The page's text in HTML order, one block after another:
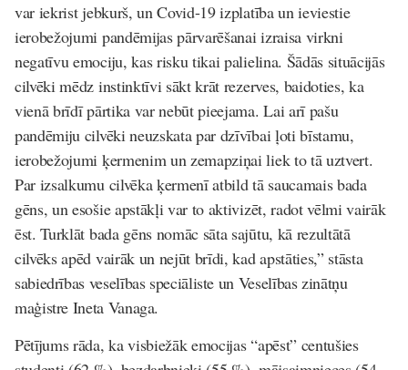
var iekrist jebkurš, un Covid-19 izplatība un ieviestie
ierobežojumi pandēmijas pārvarēšanai izraisa virkni
negatīvu emociju, kas risku tikai palielina. Šādās situācijās
cilvēki mēdz instinktīvi sākt krāt rezerves, baidoties, ka
vienā brīdī pārtika var nebūt pieejama. Lai arī pašu
pandēmiju cilvēki neuzskata par dzīvībai ļoti bīstamu,
ierobežojumi ķermenim un zemapziņai liek to tā uztvert.
Par izsalkumu cilvēka ķermenī atbild tā saucamaisbada
gēns, un esošie apstākļi var to aktivizēt, radot vēlmi vairāk
ēst. Turklāt bada gēns nomāc sāta sajūtu, kā rezultātā
cilvēks apēd vairāk un nejūt brīdi, kad apstāties,” stāsta
sabiedrības veselības speciāliste un Veselības zinātņu
maģistre Ineta Vanaga.
Pētījums rāda, ka visbiežāk emocijas “apēst” centušies